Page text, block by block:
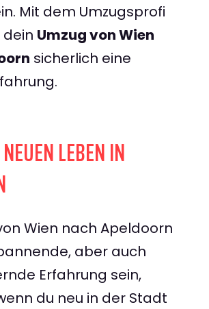
Mit dem Umzugsprofi
dein Umzug von Wien
sicherlich eine
LEBEN IN
Wien nach Apeldoorn
aber auch
Erfahrung sein,
du neu in der Stadt